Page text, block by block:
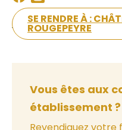
SE RENDRE À :
ROUGEPEYRE
Vous êtes aux
établissement ?